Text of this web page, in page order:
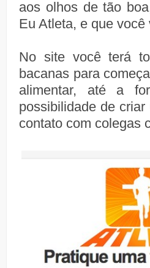
aos olhos de tão
Eu Atleta, e que
No site você terá
bacanas para
alimentar, até a
possibilidade de
contato com colegas